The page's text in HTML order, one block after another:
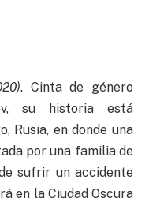
. Cinta de género
su historia está
Rusia, en donde una
por una familia de
sufrir un accidente
en la Ciudad Oscura